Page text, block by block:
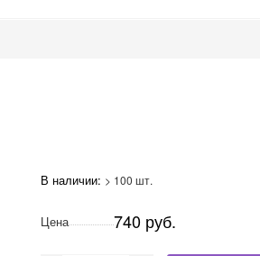
В наличии: > 100 шт.
Цена 740 руб.